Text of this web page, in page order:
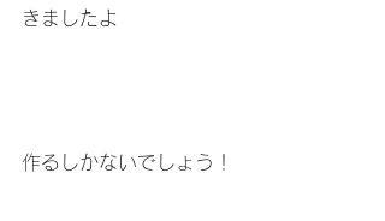
きましたよ
作るしかないでしょう！